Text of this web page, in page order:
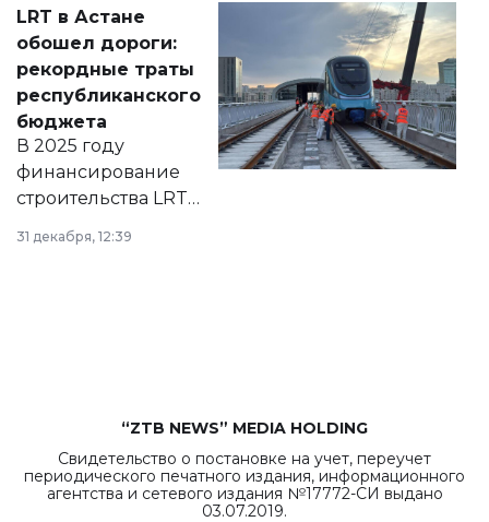
документ
появился в базе
нормативных
правовых актов и
на сайте маслихат
города.
LRT в Астане
обошел дороги:
рекордные траты
республиканского
бюджета
В 2025 году
финансирование
строительства LRT
в Астане из
республиканского
31 декабря, 12:39
“ZTB NEWS” MEDIA HOLDING
Свидетельство о постановке на учет, переучет
периодического печатного издания, информационного
агентства и сетевого издания №17772-СИ выдано
03.07.2019.